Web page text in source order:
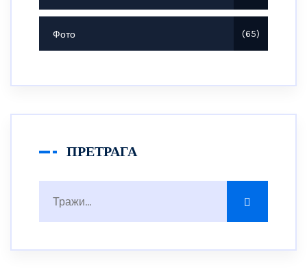
Фото 65
ПРЕТРАГА